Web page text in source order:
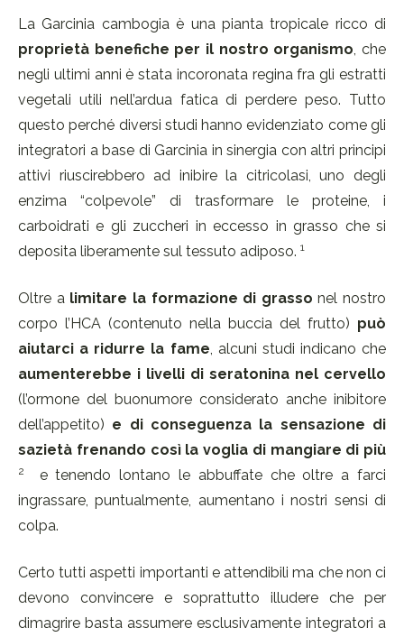
La Garcinia cambogia è una pianta tropicale ricco di
proprietà benefiche per il nostro organismo, che
negli ultimi anni è stata incoronata regina fra gli estratti
vegetali utili nell’ardua fatica di perdere peso. Tutto
questo perché diversi studi hanno evidenziato come gli
integratori a base di Garcinia in sinergia con altri principi
attivi riuscirebbero ad inibire la citricolasi, uno degli
enzima “colpevole” di trasformare le proteine, i
carboidrati e gli zuccheri in eccesso in grasso che si
deposita liberamente sul tessuto adiposo. 1
Oltre alimitare la formazione di grasso nel nostro
corpo l’HCA (contenuto nella buccia del frutto) può
aiutarci a ridurre la fame, alcuni studi indicano che
aumenterebbe i livelli di seratonina nel cervello
(l’ormone del buonumore considerato anche inibitore
dell’appetito) e di conseguenza la sensazione di
sazietà frenando così la voglia di mangiare di più
2
e tenendo lontano le abbuffate che oltre a farci
ingrassare, puntualmente, aumentano i nostri sensi di
colpa.
Certo tutti aspetti importanti e attendibili ma che non ci
devono convincere e soprattutto illudere che per
dimagrire basta assumere esclusivamente integratori a